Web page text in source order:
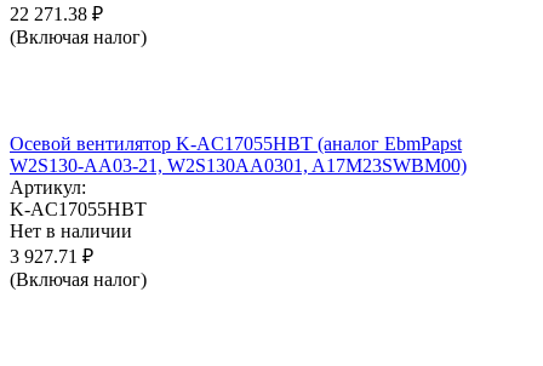
22 271.38 ₽
(Включая налог)
Осевой вентилятор K-AC17055HBT (аналог EbmPapst
W2S130-AA03-21, W2S130AA0301, A17M23SWBM00)
Артикул:
K-AC17055HBT
Нет в наличии
3 927.71 ₽
(Включая налог)